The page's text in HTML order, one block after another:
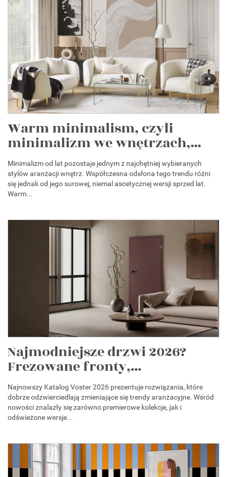
Warm minimalism, czyli
minimalizm we wnętrzach,...
Minimalizm od lat pozostaje jednym z najchętniej wybieranych
stylów aranżacji wnętrz. Współczesna odsłona tego trendu różni
się jednak od jego surowej, niemal ascetycznej wersji sprzed lat.
Warm...
Najmodniejsze drzwi 2026?
Frezowane fronty,...
Najnowszy Katalog Voster 2026 prezentuje rozwiązania, które
dobrze odzwierciedlają zmieniające się trendy aranżacyjne. Wśród
nowości znalazły się zarówno premierowe kolekcje, jak i
odświeżone wersje...